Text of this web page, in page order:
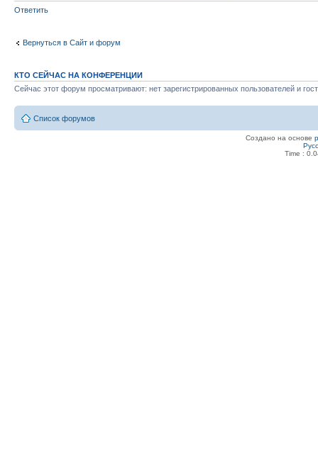
Ответить
Вернуться в Сайт и форум
КТО СЕЙЧАС НА КОНФЕРЕНЦИИ
Сейчас этот форум просматривают: нет зарегистрированных пользователей и
Список форумов
Создано на основе
Time :